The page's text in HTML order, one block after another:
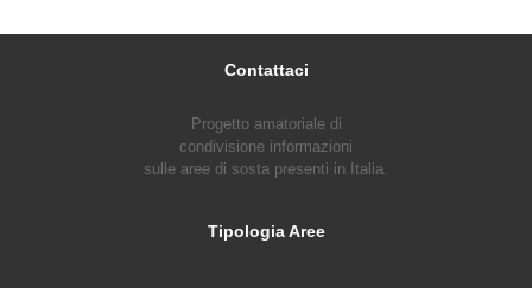
Contattaci
Progetto amatoriale di
condivisione informazioni
sulle aree di sosta presenti in Italia.
Tipologia Aree